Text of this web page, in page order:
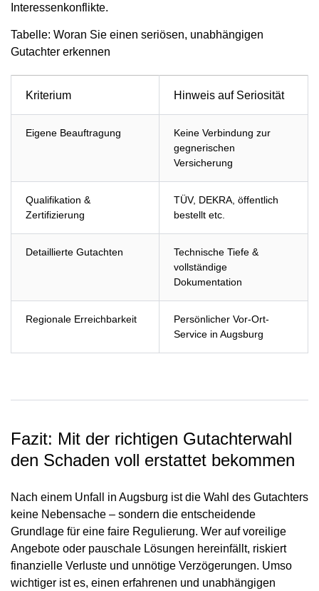
Interessenkonflikte.
Tabelle: Woran Sie einen seriösen, unabhängigen
Gutachter erkennen
Kriterium Hinweis auf Seriosität
Eigene Beauftragung
Keine Verbindung zur
gegnerischen
Versicherung
Qualifikation &
Zertifizierung
TÜV, DEKRA, öffentlich
bestellt etc.
Detaillierte Gutachten
Technische Tiefe &
vollständige
Dokumentation
Regionale Erreichbarkeit
Persönlicher Vor-Ort-
Service in Augsburg
Fazit: Mit der richtigen Gutachterwahl
den Schaden voll erstattet bekommen
Nach einem Unfall in Augsburg ist die Wahl des Gutachters
keine Nebensache – sondern die entscheidende
Grundlage für eine faire Regulierung. Wer auf voreilige
Angebote oder pauschale Lösungen hereinfällt, riskiert
finanzielle Verluste und unnötige Verzögerungen. Umso
wichtiger ist es, einen erfahrenen und unabhängigen